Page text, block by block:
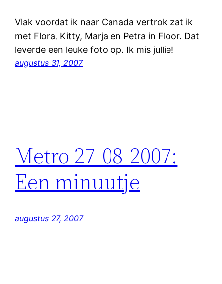
Vlak voordat ik naar Canada vertrok zat ik
met Flora, Kitty, Marja en Petra in Floor. Dat
leverde een leuke foto op. Ik mis jullie!
augustus 31, 2007
Metro 27-08-2007:
Een minuutje
augustus 27, 2007